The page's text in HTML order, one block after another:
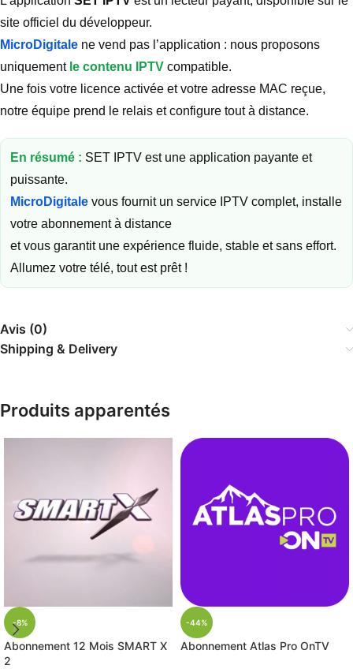
site officiel du développeur.
MicroDigitale ne vend pas l’application : nous proposons
uniquement le contenu IPTV compatible.
Une fois votre licence activée et votre adresse MAC reçue,
notre équipe prend le relais et configure tout à distance.
En résumé : SET IPTV est une application payante et
puissante.
MicroDigitale vous fournit un service IPTV complet, installe
votre abonnement à distance
et vous garantit une expérience fluide, stable et sans effort.
Allumez votre télé, tout est prêt !
Avis (0)
Shipping & Delivery
Produits apparentés
-8%
Abonnement 12 Mois SMART X
2
-44%
Abonnement Atlas Pro OnTV